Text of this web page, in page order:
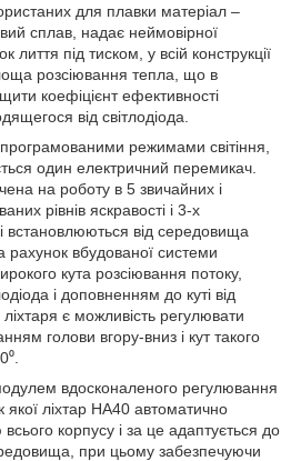
для плавки матеріал –
сплав, надає неймовірної
лиття під тиском, у всій конструкції
розсіювання тепла, що в
коефіцієнт ефективності
від світлодіода.
режимами світіння,
один електричний перемикач.
на роботу в 5 звичайних і
рівнів яскравості і 3-х
встановлюються від середовища
рахунок вбудованої системи
кута розсіювання потоку,
і доповненням до куті від
ліхтаря є можливість регулювати
голови вгору-вниз і кут такого
вдосконаленого регулювання
ліхтар HA40 автоматично
корпусу і за це адаптується до
при цьому забезпечуючи